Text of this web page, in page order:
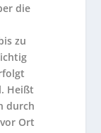
die
zu
Heißt
durch
Ort